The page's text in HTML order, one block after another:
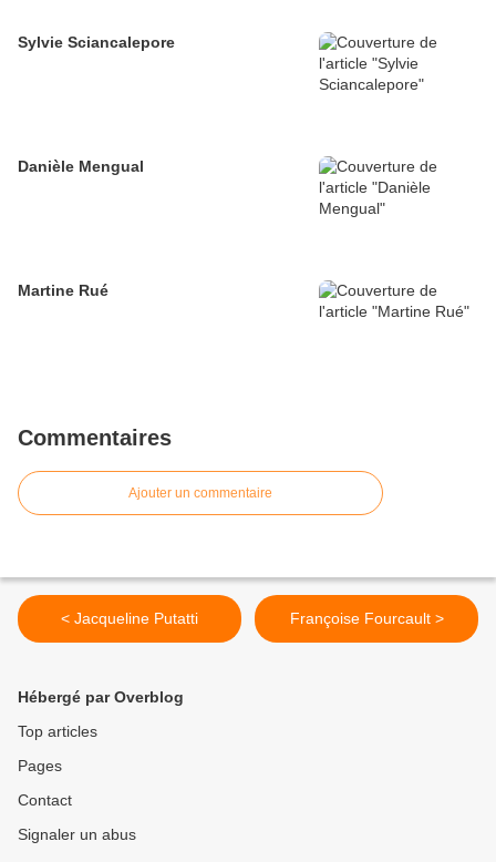
Sylvie Sciancalepore
Danièle Mengual
Martine Rué
Commentaires
Ajouter un commentaire
< Jacqueline Putatti Françoise Fourcault >
Hébergé par Overblog
Top articles
Pages
Contact
Signaler un abus